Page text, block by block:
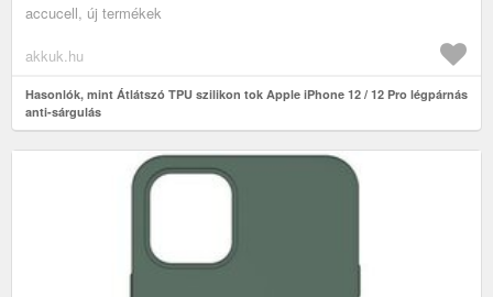
accucell, új termékek
akkuk.hu
Hasonlók, mint Átlátszó TPU szilikon tok Apple iPhone 12 / 12 Pro légpárnás
anti-sárgulás